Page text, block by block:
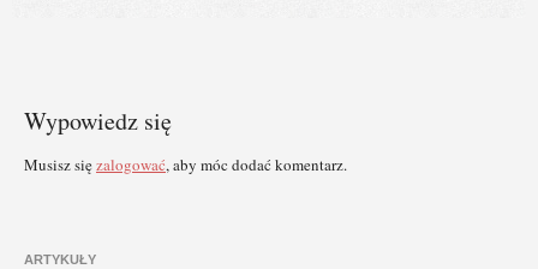
Wypowiedz się
Musisz sięzalogować, aby móc dodać komentarz.
ARTYKUŁY